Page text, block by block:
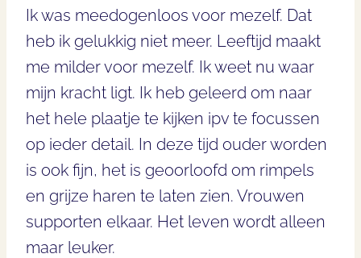
Ik was meedogenloos voor mezelf. Dat
heb ik gelukkig niet meer. Leeftijd maakt
me milder voor mezelf. Ik weet nu waar
mijn kracht ligt. Ik heb geleerd om naar
het hele plaatje te kijken ipv te focussen
op ieder detail. In deze tijd ouder worden
is ook fijn, het is geoorloofd om rimpels
en grijze haren te laten zien. Vrouwen
supporten elkaar. Het leven wordt alleen
maar leuker.